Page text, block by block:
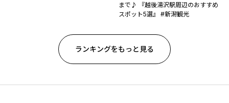
まで♪ 『越後湯沢駅周辺のおすすめ
スポット5選』 #新潟観光
ランキングをもっと見る